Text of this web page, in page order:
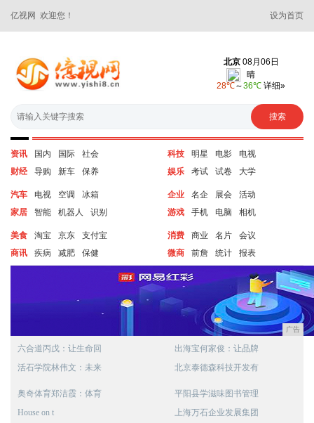
亿视网 欢迎您！ 设为首页
资讯 国内 国际
社会
财经
导购 新车 保养
科技 明星 电影
电视
娱乐
考试 试卷 大学
汽车 电视 空调
冰箱
家居
智能 机器人 识别
企业 名企 展会
活动
游戏
手机 电脑 相机
美食 淘宝 京东
支付宝
商讯
疾病 减肥 保健
消费 商业 名片
会议
微商
前詹 统计 报表
广告
六合道丙戊：让生命回
活石学院林伟文：未来
出海宝何家俊：让品牌
北京泰德森科技开发有
奥奇体育郑洁霞：体育
House on t
平阳县学滋味图书管理
上海万石企业发展集团